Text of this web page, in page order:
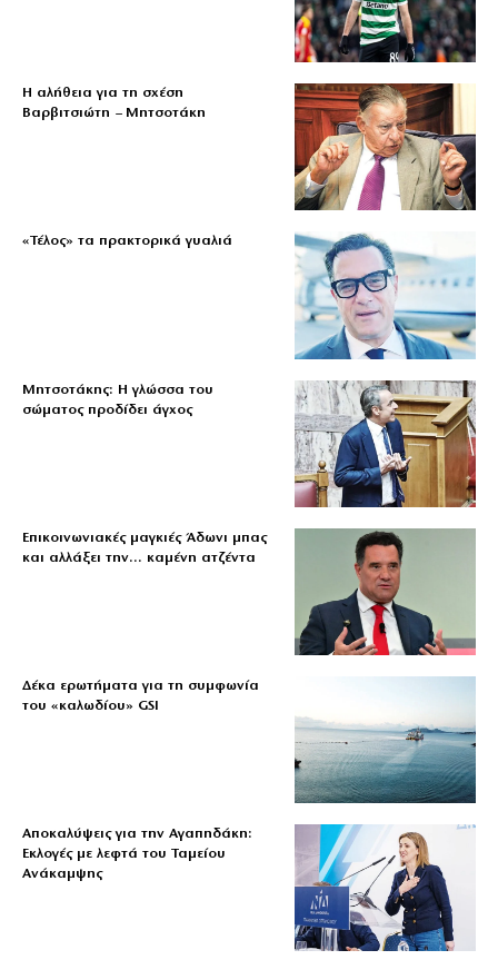
Η αλήθεια για τη σχέση
Βαρβιτσιώτη – Μητσοτάκη
«Τέλος» τα πρακτορικά γυαλιά
Μητσοτάκης: Η γλώσσα του
σώματος προδίδει άγχος
Επικοινωνιακές μαγκιές Άδωνι μπας
και αλλάξει την… καμένη ατζέντα
Δέκα ερωτήματα για τη συμφωνία
του «καλωδίου» GSI
Αποκαλύψεις για την Αγαπηδάκη:
Εκλογές με λεφτά του Ταμείου
Ανάκαμψης